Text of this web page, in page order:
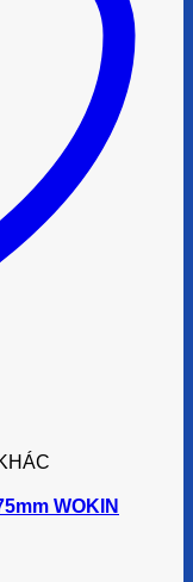
WOKIN